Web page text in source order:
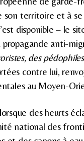
territoire et à
disponible – le
anti-
des
contre lui,
au Moyen-
des heurts
national des